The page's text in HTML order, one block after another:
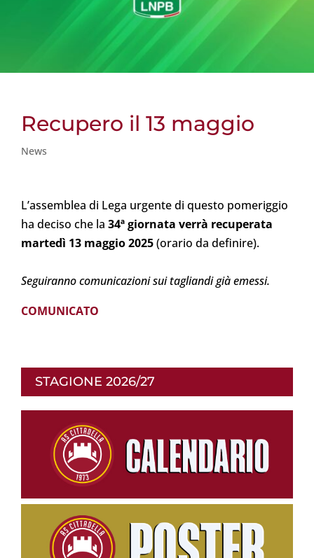
Recupero il 13 maggio
News
L’assemblea di Lega urgente di questo pomeriggio
ha deciso che la 34ª giornata verrà recuperata
martedì 13 maggio 2025(orario da definire).
Seguiranno comunicazioni sui tagliandi già emessi.
COMUNICATO
STAGIONE 2026/27